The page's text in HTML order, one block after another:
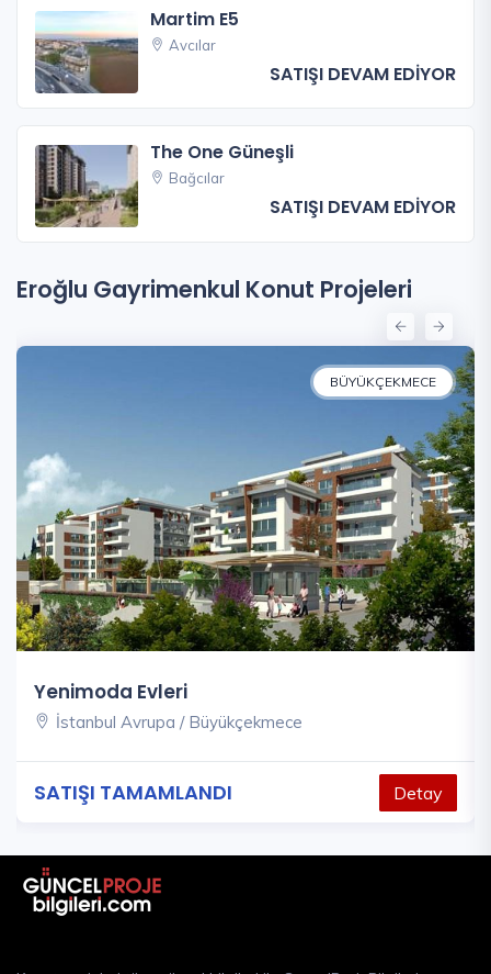
Martim E5
Avcılar
SATIŞI DEVAM EDİYOR
The One Güneşli
Bağcılar
SATIŞI DEVAM EDİYOR
Eroğlu Gayrimenkul Konut Projeleri
BÜYÜKÇEKMECE
Yenimoda Evleri
İstanbul Avrupa / Büyükçekmece
SATIŞI TAMAMLANDI Detay